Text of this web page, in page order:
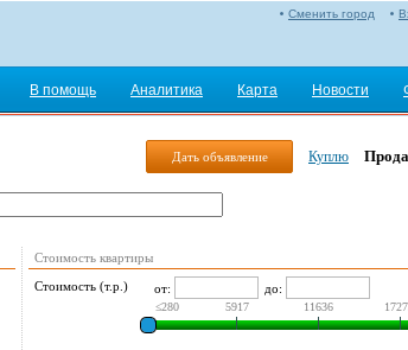
Сменить город
В помощь Аналитика Карта Новости
Дать объявление Куплю
Стоимость квартиры
Стоимость (т.р.) от: до:
≤280 5917 11636